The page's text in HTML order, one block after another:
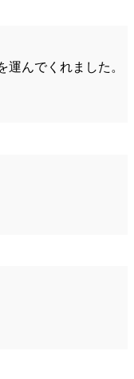
んでくれました。